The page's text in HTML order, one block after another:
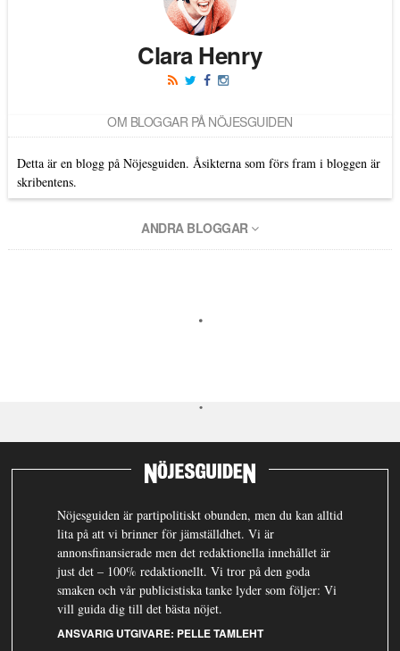
Clara Henry
OM BLOGGAR PÅ NÖJESGUIDEN
Detta är en blogg på Nöjesguiden. Åsikterna som förs fram i bloggen är
skribentens.
ANDRA BLOGGAR
Nöjesguiden är partipolitiskt obunden, men du kan alltid
lita på att vi brinner för jämställdhet. Vi är
annonsfinansierade men det redaktionella innehållet är
just det – 100% redaktionellt. Vi tror på den goda
smaken och vår publicistiska tanke lyder som följer: Vi
vill guida dig till det bästa nöjet.
ANSVARIG UTGIVARE: PELLE TAMLEHT